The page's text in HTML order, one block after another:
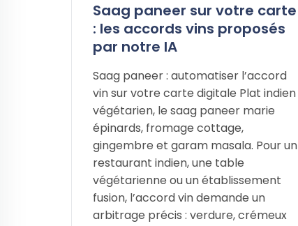
Saag paneer sur votre carte
: les accords vins proposés
par notre IA
Saag paneer : automatiser l’accord
vin sur votre carte digitale Plat indien
végétarien, le saag paneer marie
épinards, fromage cottage,
gingembre et garam masala. Pour un
restaurant indien, une table
végétarienne ou un établissement
fusion, l’accord vin demande un
arbitrage précis : verdure, crémeux